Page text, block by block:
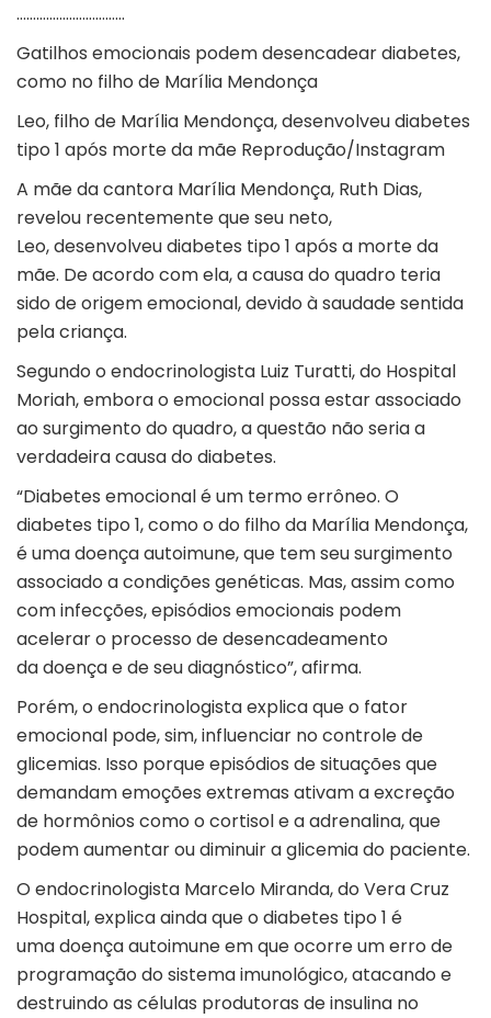
……………………………
Gatilhos emocionais podem desencadear diabetes,
como no filho de Marília Mendonça
Leo, filho de Marília Mendonça, desenvolveu diabetes
tipo 1 após morte da mãe Reprodução/Instagram
A mãe da cantora Marília Mendonça, Ruth Dias,
revelou recentemente que seu neto,
Leo, desenvolveu diabetes tipo 1 após a morte da
mãe. De acordo com ela, a causa do quadro teria
sido de origem emocional, devido à saudade sentida
pela criança.
Segundo o endocrinologista Luiz Turatti, do Hospital
Moriah, embora o emocional possa estar associado
ao surgimento do quadro, a questão não seria a
verdadeira causa do diabetes.
“Diabetes emocional é um termo errôneo. O
diabetes tipo 1, como o do filho da Marília Mendonça,
é uma doença autoimune, que tem seu surgimento
associado a condições genéticas. Mas, assim como
com infecções, episódios emocionais podem
acelerar o processo de desencadeamento
da doença e de seu diagnóstico”, afirma.
Porém, o endocrinologista explica que o fator
emocional pode, sim, influenciar no controle de
glicemias. Isso porque episódios de situações que
demandam emoções extremas ativam a excreção
de hormônios como o cortisol e a adrenalina, que
podem aumentar ou diminuir a glicemia do paciente.
O endocrinologista Marcelo Miranda, do Vera Cruz
Hospital, explica ainda que o diabetes tipo 1 é
uma doença autoimune em que ocorre um erro de
programação do sistema imunológico, atacando e
destruindo as células produtoras de insulina no